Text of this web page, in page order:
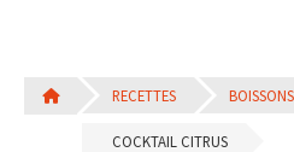
RECETTES
COCKTAIL CITRUS